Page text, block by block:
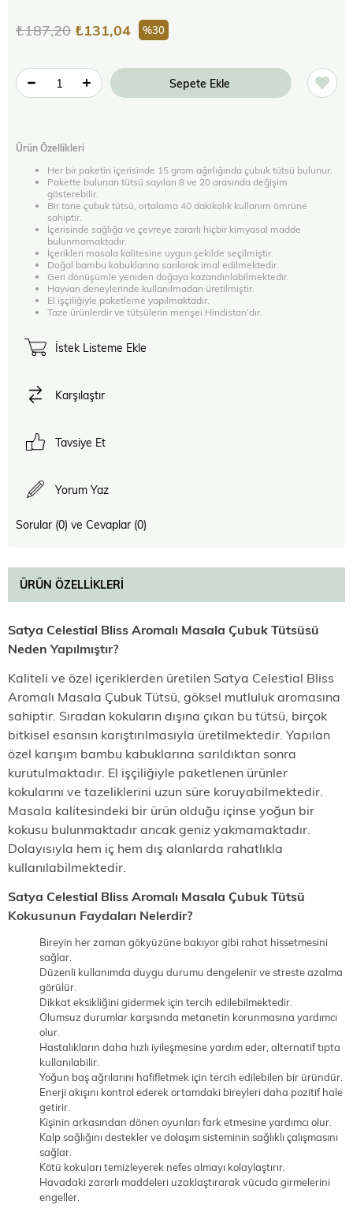
₺187,20 ₺131,04 30
Ürün Özellikleri
Her bir paketin içerisinde 15 gram ağırlığında çubuk tütsü bulunur.
Pakette bulunan tütsü sayıları 8 ve 20 arasında değişim
gösterebilir.
Bir tane çubuk tütsü, ortalama 40 dakikalık kullanım ömrüne
sahiptir.
İçerisinde sağlığa ve çevreye zararlı hiçbir kimyasal madde
bulunmamaktadır.
İçerikleri masala kalitesine uygun şekilde seçilmiştir.
Doğal bambu kabuklarına sarılarak imal edilmektedir.
Geri dönüşümle yeniden doğaya kazandırılabilmektedir.
Hayvan deneylerinde kullanılmadan üretilmiştir.
El işçiliğiyle paketleme yapılmaktadır.
Taze ürünlerdir ve tütsülerin menşei Hindistan’dır.
İstek Listeme Ekle
Karşılaştır
Tavsiye Et
Yorum Yaz
Sorular (0) ve Cevaplar (0)
ÜRÜN ÖZELLIKLERI
Satya Celestial Bliss Aromalı Masala Çubuk Tütsüsü
NedenYapılmıştır?
Kaliteli ve özel içeriklerden üretilen Satya Celestial Bliss
Aromalı Masala Çubuk Tütsü, göksel mutluluk aromasına
sahiptir. Sıradan kokuların dışına çıkan bu tütsü, birçok
bitkisel esansın karıştırılmasıyla üretilmektedir. Yapılan
özel karışım bambu kabuklarına sarıldıktan sonra
kurutulmaktadır. El işçiliğiyle paketlenen ürünler
kokularını ve tazeliklerini uzun süre koruyabilmektedir.
Masala kalitesindeki bir ürün olduğu içinse yoğun bir
kokusu bulunmaktadır ancak geniz yakmamaktadır.
Dolayısıyla hem iç hem dış alanlarda rahatlıkla
kullanılabilmektedir.
Satya Celestial Bliss Aromalı Masala Çubuk Tütsü
Kokusunun Faydaları Nelerdir?
Bireyin her zaman gökyüzüne bakıyor gibi rahat hissetmesini
sağlar.
Düzenli kullanımda duygu durumu dengelenir ve streste azalma
görülür.
Dikkat eksikliğini gidermek için tercih edilebilmektedir.
Olumsuz durumlar karşısında metanetin korunmasına yardımcı
olur.
Hastalıkların daha hızlı iyileşmesine yardım eder, alternatif tıpta
kullanılabilir.
Yoğun baş ağrılarını hafifletmek için tercih edilebilen bir üründür.
Enerji akışını kontrol ederek ortamdaki bireyleri daha pozitif hale
getirir.
Kişinin arkasından dönen oyunları fark etmesine yardımcı olur.
Kalp sağlığını destekler ve dolaşım sisteminin sağlıklı çalışmasını
sağlar.
Kötü kokuları temizleyerek nefes almayı kolaylaştırır.
Havadaki zararlı maddeleri uzaklaştırarak vücuda girmelerini
engeller.